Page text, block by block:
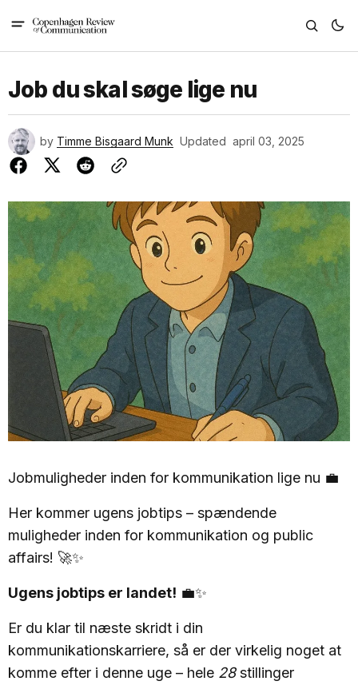
Job du skal søge lige nu
by Timme Bisgaard Munk Updated april 03, 2025
Jobmuligheder inden for kommunikation lige nu 💼
Her kommer ugens jobtips – spændende
muligheder inden for kommunikation og public
affairs! 🚀✨
Ugens jobtips er landet! 💼✨
Er du klar til næste skridt i din
kommunikationskarriere, så er der virkelig noget at
komme efter i denne uge – hele 28stillinger